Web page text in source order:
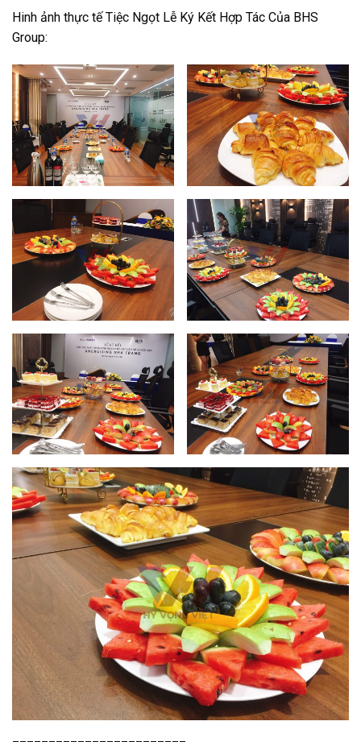
Hinh ảnh thực tế Tiệc Ngọt Lễ Ký Kết Hợp Tác Của BHS
Group: